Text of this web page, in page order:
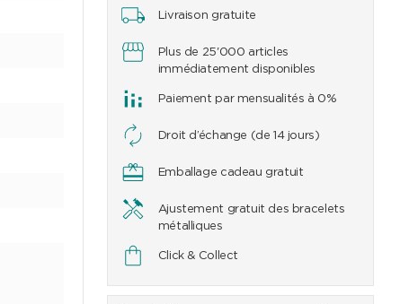
Livraison gratuite
Plus de 25'000 articles
immédiatement disponibles
Paiement par mensualités à 0%
Droit d’échange (de 14 jours)
Emballage cadeau gratuit
Ajustement gratuit des bracelets
métalliques
Click & Collect